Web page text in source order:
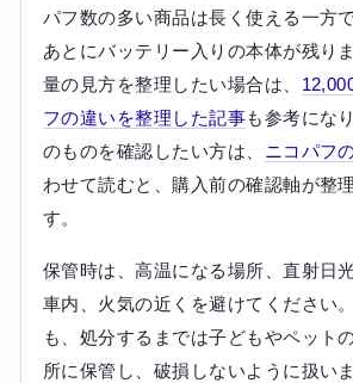
パフ数の多い商品は長く使える一方
あとにバッテリー入りの本体が残り
量の見方を整理したい場合は、
フの違いを整理した記事も参考にな
のものを確認したい方は、 ニコパフ
わせて読むと、購入前の確認軸が整
す。
保管時は、高温になる場所、直射日
車内、火気の近くを避けてください
も、処分するまでは子どもやペット
所に保管し、破損しないように扱い